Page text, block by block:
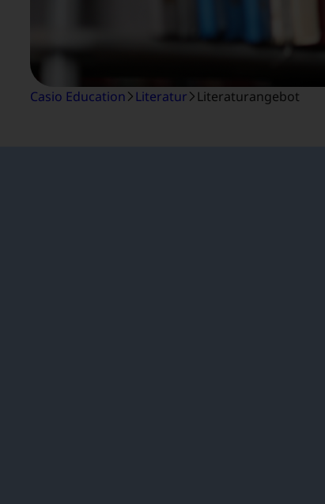
Casio Education Literatur Literaturangebot